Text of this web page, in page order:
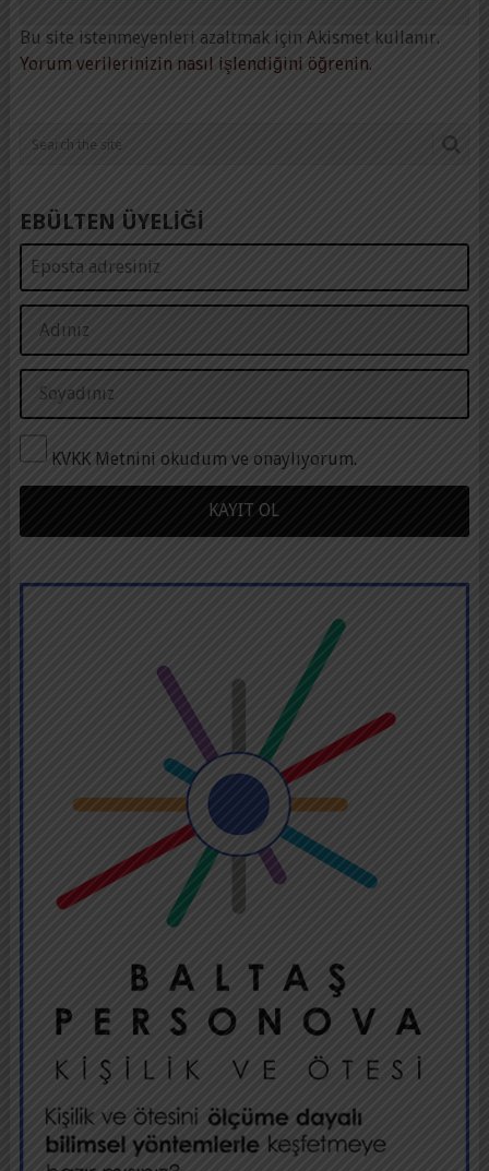
Bu site istenmeyenleri azaltmak için Akismet kullanır.
Yorum verilerinizin nasıl işlendiğini öğrenin.
EBÜLTEN ÜYELİĞİ
KVKK Metnini okudum ve onaylıyorum.